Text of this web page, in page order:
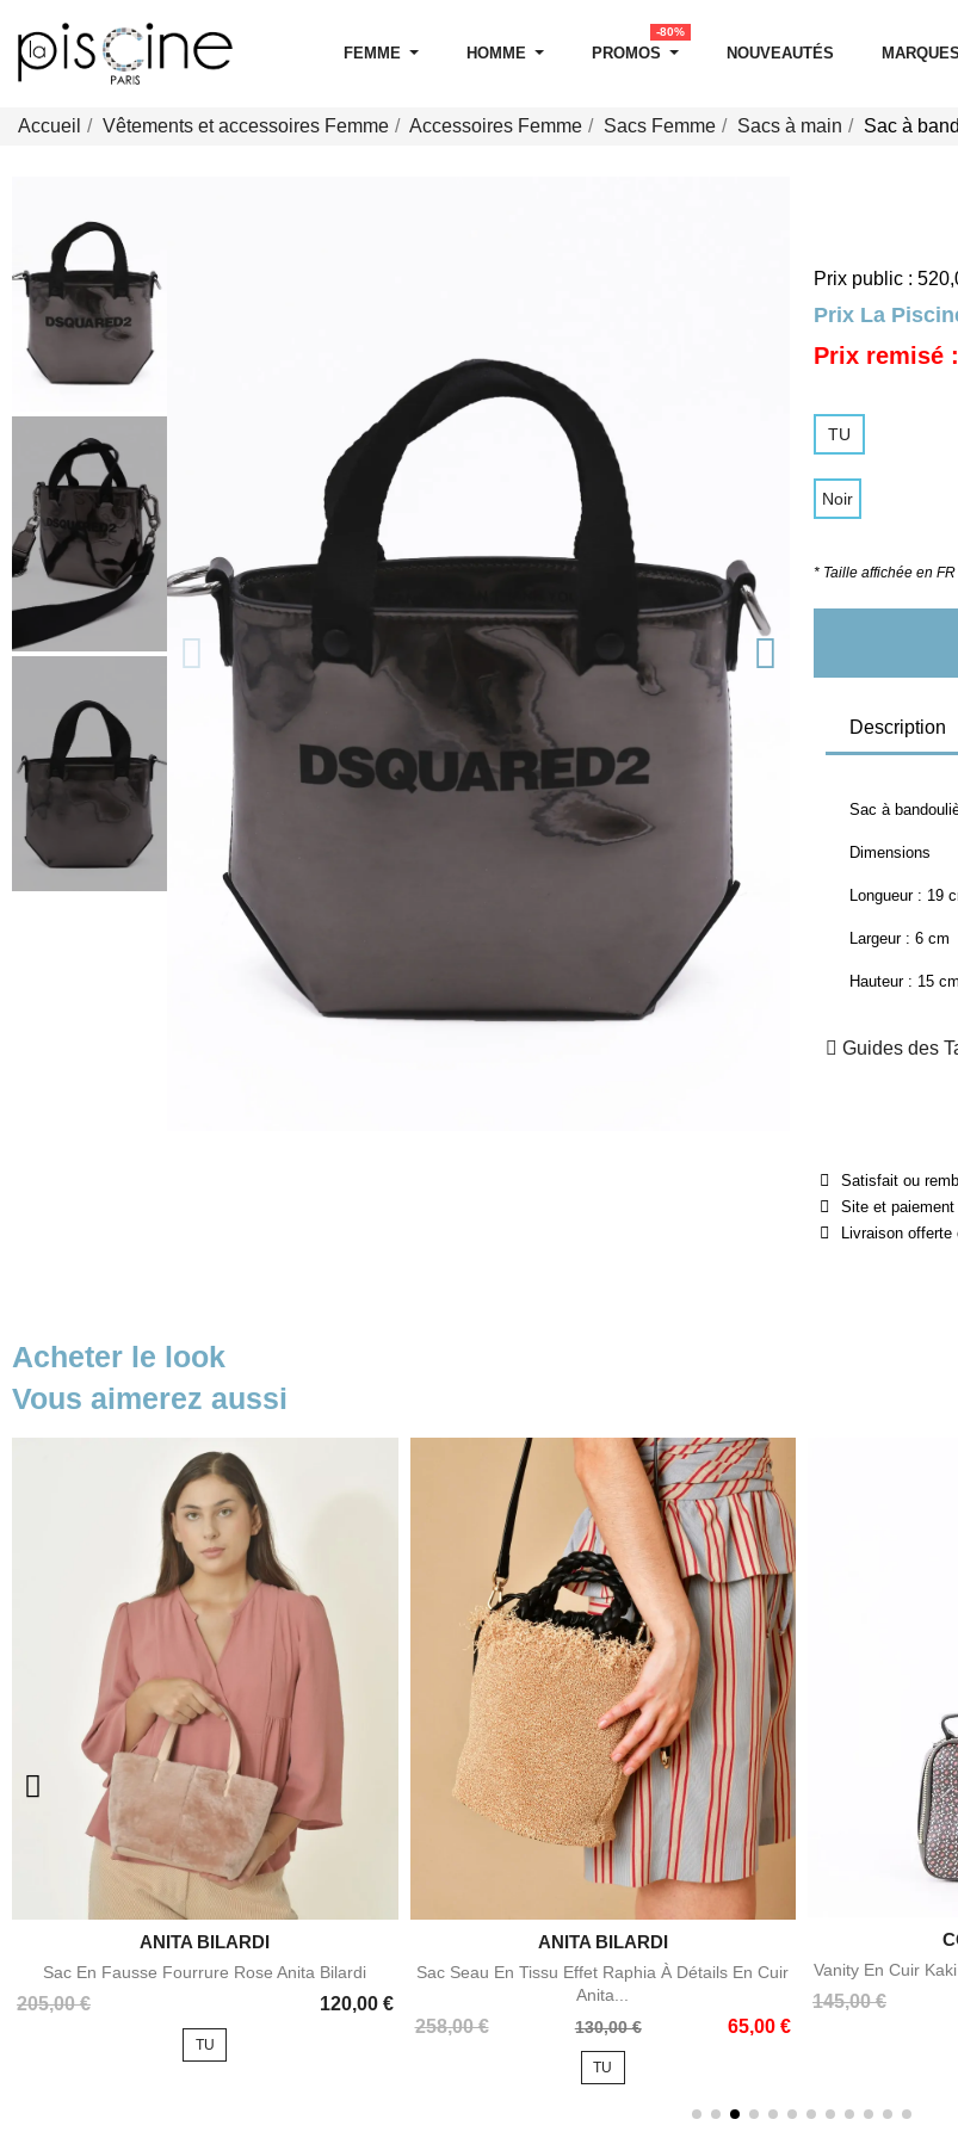
FEMME HOMME PROMOS
-80%
NOUVEAUTÉS MARQUES
Accueil Vêtements et accessoires Femme Accessoires Femme Sacs Femme Sacs à main Sac à
Prix public :
Prix La
Prix remisé
TU
Noir
* Taille affichée en
Description
Sac à
Dimensions
Longueur : 19
Largeur : 6 cm
Hauteur : 15 cm
Guides des
Satisfait ou
Site et
Livraison
Acheter le look
Vous aimerez aussi
Aperçu rapide
ANITA BILARDI
Sac En Fausse Fourrure Rose Anita Bilardi
205,00 € 120,00 €
Prix
TU
Aperçu rapide
ANITA BILARDI
Sac Seau En Tissu Effet Raphia À Détails En Cuir
Anita...
258,00 €
Prix
130,00 € 65,00 €
Prix
TU

Vanity En Cuir
145,00 €
Prix
Prix